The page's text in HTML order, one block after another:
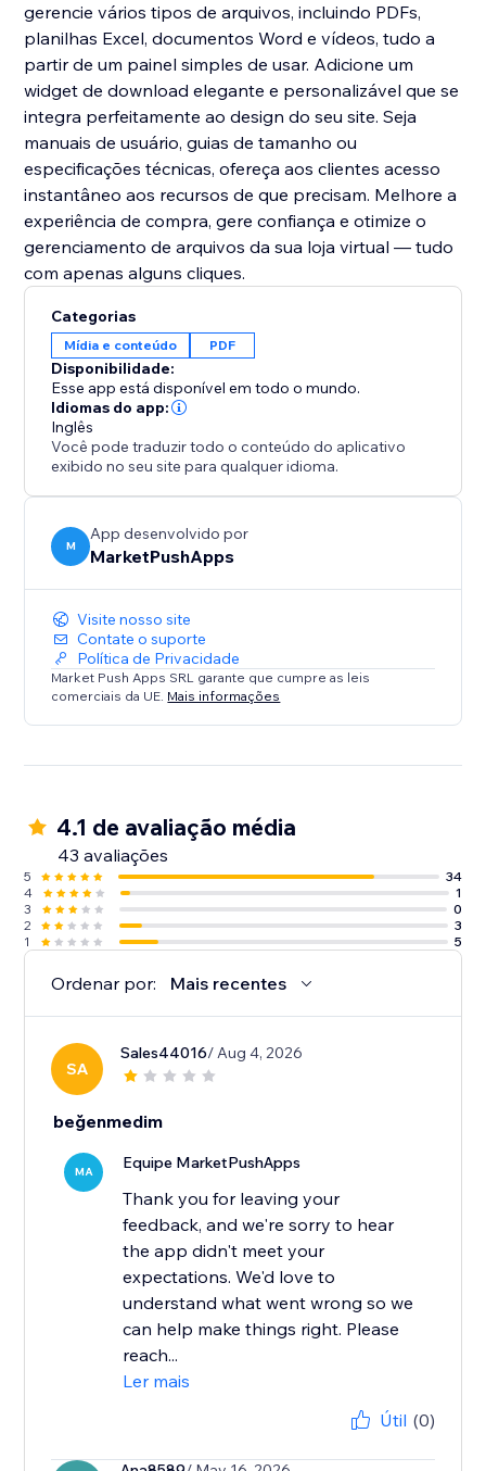
gerencie vários tipos de arquivos, incluindo PDFs,
planilhas Excel, documentos Word e vídeos, tudo a
partir de um painel simples de usar. Adicione um
widget de download elegante e personalizável que se
integra perfeitamente ao design do seu site. Seja
manuais de usuário, guias de tamanho ou
especificações técnicas, ofereça aos clientes acesso
instantâneo aos recursos de que precisam. Melhore a
experiência de compra, gere confiança e otimize o
gerenciamento de arquivos da sua loja virtual — tudo
com apenas alguns cliques.
Categorias
Mídia e conteúdo PDF
Disponibilidade:
Esse app está disponível em todo o mundo.
Idiomas do app:
Inglês
Você pode traduzir todo o conteúdo do aplicativo
exibido no seu site para qualquer idioma.
M
App desenvolvido por
MarketPushApps
Visite nosso site
Contate o suporte
Política de Privacidade
Market Push Apps SRL garante que cumpre as leis
comerciais da UE. Mais informações
4.1 de avaliação média
43 avaliações
5
34
4
1
3
0
2
3
1
5
Ordenar por: Mais recentes
SA
Sales44016/ Aug 4, 2026
beğenmedim
MA Equipe MarketPushApps
Thank you for leaving your
feedback, and we're sorry to hear
the app didn't meet your
expectations. We'd love to
understand what went wrong so we
can help make things right. Please
reach...
Ler mais
Útil (0)